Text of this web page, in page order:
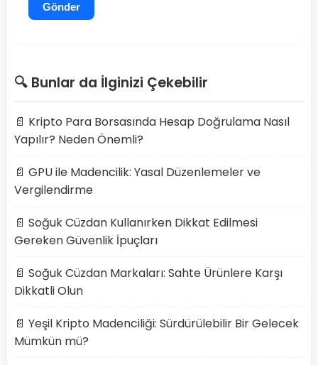
Gönder
🔍 Bunlar da İlginizi Çekebilir
📄 Kripto Para Borsasında Hesap Doğrulama Nasıl
Yapılır? Neden Önemli?
📄 GPU ile Madencilik: Yasal Düzenlemeler ve
Vergilendirme
📄 Soğuk Cüzdan Kullanırken Dikkat Edilmesi
Gereken Güvenlik İpuçları
📄 Soğuk Cüzdan Markaları: Sahte Ürünlere Karşı
Dikkatli Olun
📄 Yeşil Kripto Madenciliği: Sürdürülebilir Bir Gelecek
Mümkün mü?